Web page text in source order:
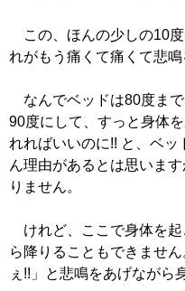
この、ほんの少しの10度
れがもう痛くて痛くて悲鳴
なんでベッドは80度まで
90度にして、すっと身体
れればいいのに!! と、ベッ
ん理由があるとは思いま
りません。
けれど、ここで身体を起
ら降りることもできませ
ぇ!!」と悲鳴をあげながら